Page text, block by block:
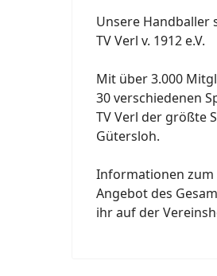
Unsere Handballer
TV Verl v. 1912 e.V.
Mit über 3.000
30 verschiedenen
TV Verl der größte
Gütersloh.
Informationen
Angebot des
ihr auf der